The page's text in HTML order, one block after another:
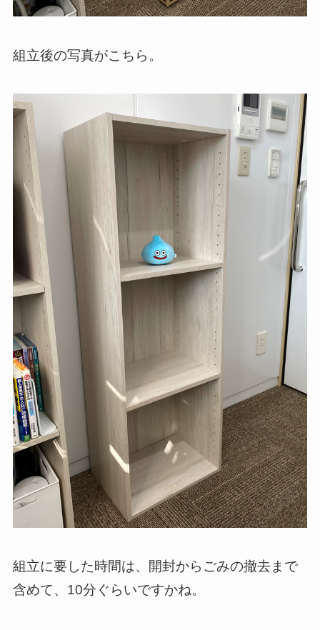
組立後の写真がこちら。
組立に要した時間は、開封からごみの撤去まで
含めて、10分ぐらいですかね。